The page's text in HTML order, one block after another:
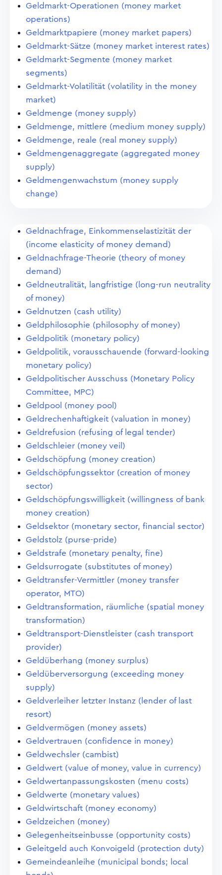
Geldmarkt-Operationen (money market
operations)
Geldmarktpapiere (money market papers)
Geldmarkt-Sätze (money market interest rates)
Geldmarkt-Segmente (money market
segments)
Geldmarkt-Volatilität (volatility in the money
market)
Geldmenge (money supply)
Geldmenge, mittlere (medium money supply)
Geldmenge, reale (real money supply)
Geldmengenaggregate (aggregated money
supply)
Geldmengenwachstum (money supply
change)
Geldnachfrage, Einkommenselastizität der
(income elasticity of money demand)
Geldnachfrage-Theorie (theory of money
demand)
Geldneutralität, langfristige (long-run neutrality
of money)
Geldnutzen (cash utility)
Geldphilosophie (philosophy of money)
Geldpolitik (monetary policy)
Geldpolitik, vorausschauende (forward-looking
monetary policy)
Geldpolitischer Ausschuss (Monetary Policy
Committee, MPC)
Geldpool (money pool)
Geldrechenhaftigkeit (valuation in money)
Geldrefusion (refusing of legal tender)
Geldschleier (money veil)
Geldschöpfung (money creation)
Geldschöpfungssektor (creation of money
sector)
Geldschöpfungswilligkeit (willingness of bank
money creation)
Geldsektor (monetary sector, financial sector)
Geldstolz (purse-pride)
Geldstrafe (monetary penalty, fine)
Geldsurrogate (substitutes of money)
Geldtransfer-Vermittler (money transfer
operator, MTO)
Geldtransformation, räumliche (spatial money
transformation)
Geldtransport-Dienstleister (cash transport
provider)
Geldüberhang (money surplus)
Geldüberversorgung (exceeding money
supply)
Geldverleiher letzter Instanz (lender of last
resort)
Geldvermögen (money assets)
Geldvertrauen (confidence in money)
Geldwechsler (cambist)
Geldwert (value of money, value in currency)
Geldwertanpassungskosten (menu costs)
Geldwerte (monetary values)
Geldwirtschaft (money economy)
Geldzeichen (money)
Gelegenheitseinbusse (opportunity costs)
Geleitgeld auch Konvoigeld (protection duty)
Gemeindeanleihe (municipal bonds; local